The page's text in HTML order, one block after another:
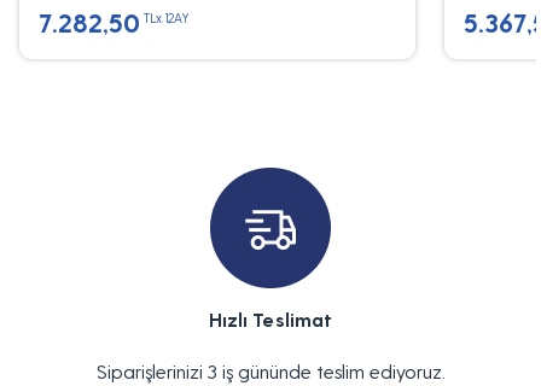
7.282,50 TLx 12AY
Hızlı Teslimat
Siparişlerinizi 3 iş gününde teslim ediyoruz.